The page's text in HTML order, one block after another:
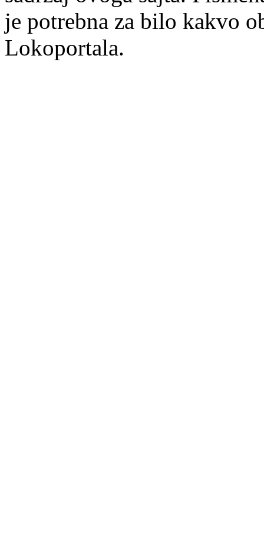
je potrebna za bilo kakvo
Lokoportala.